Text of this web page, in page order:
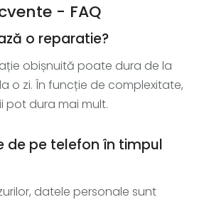
- FAQ
o reparatie?
obișnuită poate dura de la
o zi. În funcție de complexitate,
pot dura mai mult.
de pe telefon în timpul
datele personale sunt